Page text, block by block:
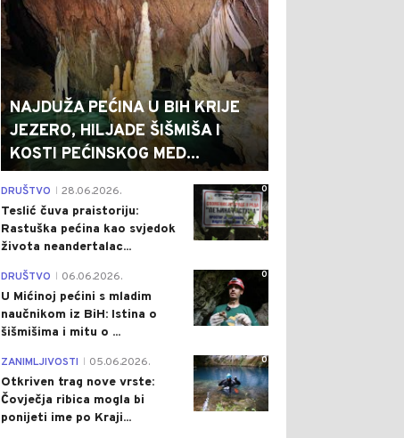
NAJDUŽA PEĆINA U BIH KRIJE
JEZERO, HILJADE ŠIŠMIŠA I
KOSTI PEĆINSKOG MED...
0
DRUŠTVO 28.06.2026.
Teslić čuva praistoriju:
Rastuška pećina kao svjedok
života neandertalac...
0
DRUŠTVO 06.06.2026.
U Mićinoj pećini s mladim
naučnikom iz BiH: Istina o
šišmišima i mitu o ...
0
ZANIMLJIVOSTI 05.06.2026.
Otkriven trag nove vrste:
Čovječja ribica mogla bi
ponijeti ime po Kraji...